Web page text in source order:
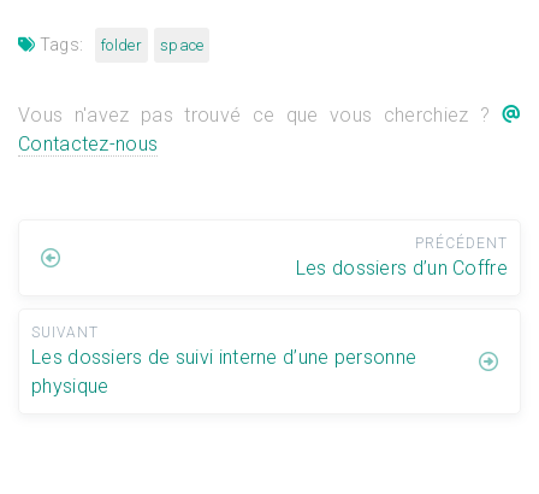
Tags: folder space
Vous n'avez pas trouvé ce que vous cherchiez ?
Contactez-nous
PRÉCÉDENT
Les dossiers d’un Coffre
SUIVANT
Les dossiers de suivi interne d’une personne
physique